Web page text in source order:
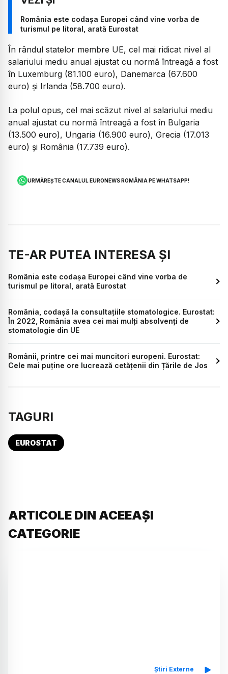
România este codașa Europei când vine vorba de
turismul pe litoral, arată Eurostat
În rândul statelor membre UE, cel mai ridicat nivel al
salariului mediu anual ajustat cu normă întreagă a fost
în Luxemburg (81.100 euro), Danemarca (67.600
euro) şi Irlanda (58.700 euro).
La polul opus, cel mai scăzut nivel al salariului mediu
anual ajustat cu normă întreagă a fost în Bulgaria
(13.500 euro), Ungaria (16.900 euro), Grecia (17.013
euro) şi România (17.739 euro).
URMĂREȘTE CANALUL EURONEWS ROMÂNIA PE WHATSAPP!
TE-AR PUTEA INTERESA ȘI
România este codașa Europei când vine vorba de
turismul pe litoral, arată Eurostat
România, codașă la consultațiile stomatologice. Eurostat:
În 2022, România avea cei mai mulți absolvenți de
stomatologie din UE
Românii, printre cei mai muncitori europeni. Eurostat:
Cele mai puține ore lucrează cetățenii din Țările de Jos
TAGURI
EUROSTAT
ARTICOLE DIN ACEEAȘI
CATEGORIE
Știri Externe